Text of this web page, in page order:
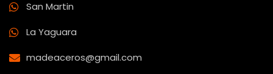
San Martin
La Yaguara
madeaceros@gmail.com